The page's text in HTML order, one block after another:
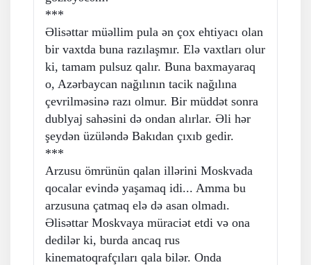
***
Əlisəttar müəllim pula ən çox ehtiyacı olan
bir vaxtda buna razılaşmır. Elə vaxtları olur
ki, tamam pulsuz qalır. Buna baxmayaraq
o, Azərbaycan nağılının tacik nağılına
çevrilməsinə razı olmur. Bir müddət sonra
dublyaj sahəsini də ondan alırlar. Əli hər
şeydən üzüləndə Bakıdan çıxıb gedir.
***
Arzusu ömrünün qalan illərini Moskvada
qocalar evində yaşamaq idi... Amma bu
arzusuna çatmaq elə də asan olmadı.
Əlisəttar Moskvaya müraciət etdi və ona
dedilər ki, burda ancaq rus
kinematoqrafçıları qala bilər. Onda